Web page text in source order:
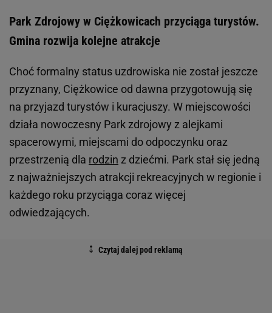
Park Zdrojowy w Ciężkowicach przyciąga turystów.
Gmina rozwija kolejne atrakcje
Choć formalny status uzdrowiska nie został jeszcze
przyznany, Ciężkowice od dawna przygotowują się
na przyjazd turystów i kuracjuszy. W miejscowości
działa nowoczesny Park zdrojowy z alejkami
spacerowymi, miejscami do odpoczynku oraz
przestrzenią dla rodzin z dziećmi. Park stał się jedną
z najważniejszych atrakcji rekreacyjnych w regionie i
każdego roku przyciąga coraz więcej
odwiedzających.